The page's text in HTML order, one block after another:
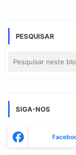
PESQUISAR
SIGA-NOS